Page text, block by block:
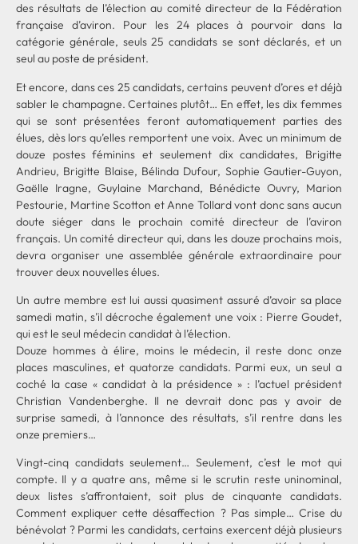
des résultats de l’élection au comité directeur de la Fédération
française d’aviron. Pour les 24 places à pourvoir dans la
catégorie générale, seuls 25 candidats se sont déclarés, et un
seul au poste de président.
Et encore, dans ces 25 candidats, certains peuvent d’ores et déjà
sabler le champagne. Certaines plutôt… En effet, les dix femmes
qui se sont présentées feront automatiquement parties des
élues, dès lors qu’elles remportent une voix. Avec un minimum de
douze postes féminins et seulement dix candidates, Brigitte
Andrieu, Brigitte Blaise, Bélinda Dufour, Sophie Gautier-Guyon,
Gaëlle Iragne, Guylaine Marchand, Bénédicte Ouvry, Marion
Pestourie, Martine Scotton et Anne Tollard vont donc sans aucun
doute siéger dans le prochain comité directeur de l’aviron
français. Un comité directeur qui, dans les douze prochains mois,
devra organiser une assemblée générale extraordinaire pour
trouver deux nouvelles élues.
Un autre membre est lui aussi quasiment assuré d’avoir sa place
samedi matin, s’il décroche également une voix : Pierre Goudet,
qui est le seul médecin candidat à l’élection.
Douze hommes à élire, moins le médecin, il reste donc onze
places masculines, et quatorze candidats. Parmi eux, un seul a
coché la case « candidat à la présidence » : l’actuel président
Christian Vandenberghe. Il ne devrait donc pas y avoir de
surprise samedi, à l’annonce des résultats, s’il rentre dans les
onze premiers…
Vingt-cinq candidats seulement… Seulement, c’est le mot qui
compte. Il y a quatre ans, même si le scrutin reste uninominal,
deux listes s’affrontaient, soit plus de cinquante candidats.
Comment expliquer cette désaffection ? Pas simple… Crise du
bénévolat ? Parmi les candidats, certains exercent déjà plusieurs